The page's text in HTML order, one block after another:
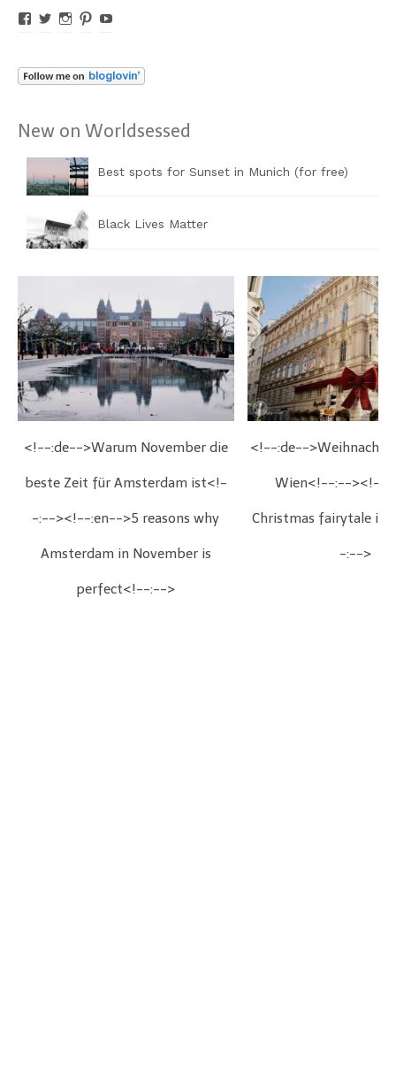
Profil
Facebook
anzeigen
Profil
Twitter
anzeigen
Profil
Instagram
anzeigen
Profil
Pinterest
anzeigen
YouTube
anzeigen
New on Worldsessed
Best spots for Sunset in Munich (for free)
Black Lives Matter
<!--:de-->Warum November die
beste Zeit für Amsterdam ist<!-
-:--><!--:en-->5 reasons why
Amsterdam in November is
perfect<!--:-->
<!--:de--
Wien<!--:--><!--
Christmas fairytale in
-:-->